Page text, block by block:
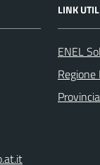
LINK
ENEL